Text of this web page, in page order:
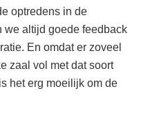
optredens in de
we altijd goede feedback
En omdat er zoveel
zaal vol met dat soort
het erg moeilijk om de